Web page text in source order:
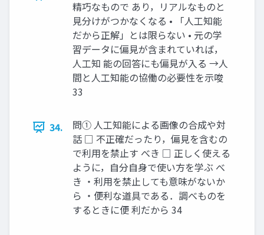
精巧なもので あり，リアルなものと
見分けがつかなくなる • 「人工知能
だから正解」とは限らない • 元の学
習データに偏見が含まれていれば，
人工知 能の回答にも偏見が入る →人
間と人工知能の協働の必要性を示唆
33
34.
問① 人工知能による画像の合成や対
話 □ 不正確だったり，偏見を含むの
で利用を禁止す べき □ 正しく使える
ように，自分自身で使い方を学ぶ べ
き ・利用を禁止しても意味がないか
ら ・便利な道具である．調べものを
するときに便 利だから 34